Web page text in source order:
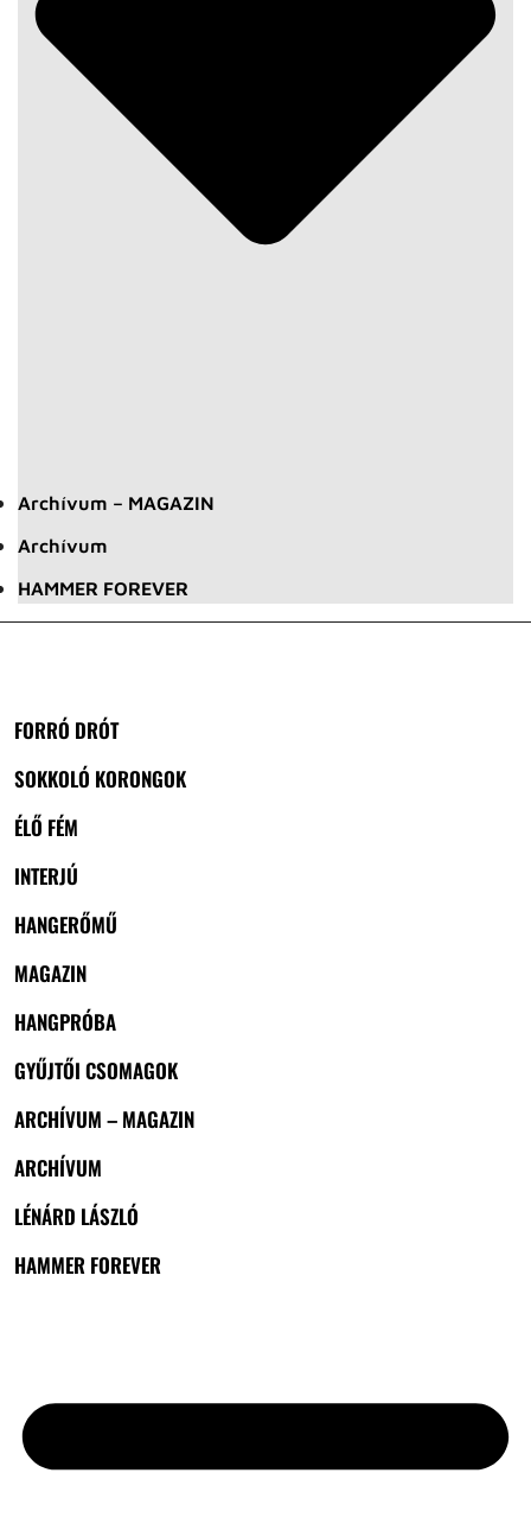
Archívum – MAGAZIN
Archívum
HAMMER FOREVER
FORRÓ DRÓT
SOKKOLÓ KORONGOK
ÉLŐ FÉM
INTERJÚ
HANGERŐMŰ
MAGAZIN
HANGPRÓBA
GYŰJTŐI CSOMAGOK
ARCHÍVUM – MAGAZIN
ARCHÍVUM
LÉNÁRD LÁSZLÓ
HAMMER FOREVER